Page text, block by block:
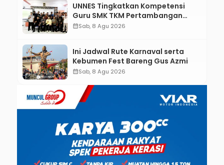
UNNES Tingkatkan Kompetensi
Guru SMK TKM Pertambangan
Kebumen melalui Desain Green
calendar_monthSab, 8 Agu 2026
Ini Jadwal Rute Karnaval serta
Kebumen Fest Bareng Gus Azmi
calendar_monthSab, 8 Agu 2026